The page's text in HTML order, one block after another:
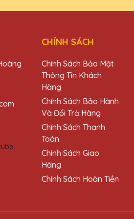
đến giao hàng đều rất tốt!
chỉ đẹp mà còn rất chất lượng!
CHÍNH SÁCH
Chính Sách Bảo Mật
Thông Tin Khách
Hàng
Chính Sách Bảo Hành
Và Đổi Trả Hàng
Chính Sách Thanh
Toán
Chính Sách Giao
Hàng
Chính Sách Hoàn Tiền